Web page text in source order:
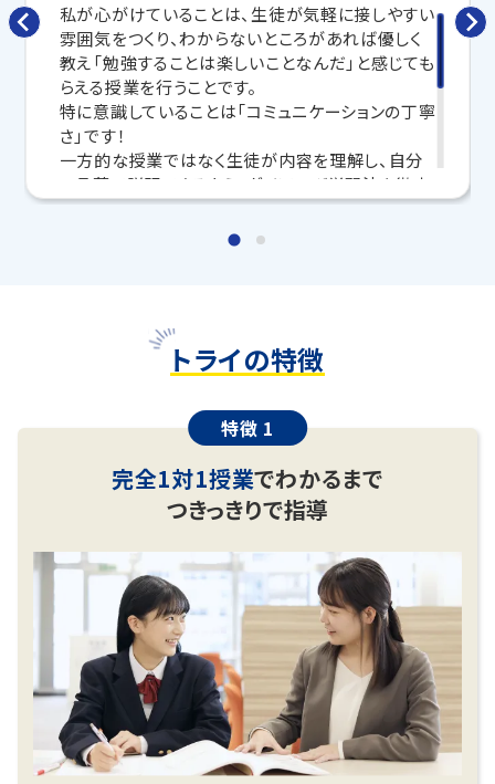
します。
トライで一緒に、今までで一番成長できる夏にしよ
う！
マンツーマンの無料体験授業、学習相談、教室見学は
いつでも受付中です。
こちら
教室長兼教育プランナー 石垣 敬一
私が心がけていることは、生徒が気軽に接しやすい
雰囲気をつくり、わからないところがあれば優しく
教え「勉強することは楽しいことなんだ」と感じても
らえる授業を行うことです。
特に意識していることは「コミュニケーションの丁寧
さ」です！
一方的な授業ではなく生徒が内容を理解し、自分
の言葉で説明できるよう、ダイアログ学習法を徹底
しています。
「わからない」や「わかったつもり」がなくなることで
トライの特徴
特徴 1
完全1対1授業でわかるまで
つきっきりで指導